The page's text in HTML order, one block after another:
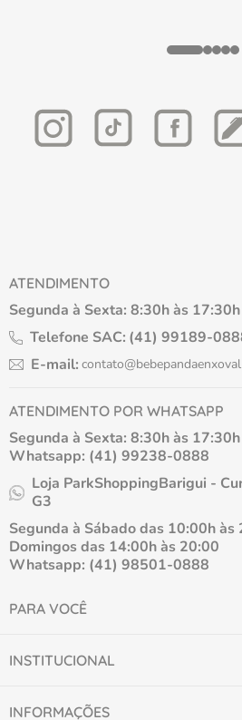
ATENDIMENTO
Segunda à Sexta: 8:30h às 17:30h
Telefone SAC: (41) 99189-
E-mail:
ATENDIMENTO POR WHATSAPP
Segunda à Sexta: 8:30h às 17:30h
Whatsapp: (41) 99238-0888
Loja ParkShoppingBarigui -
G3
Segunda à Sábado das 10:00h às
Domingos das 14:00h às 20:00
Whatsapp: (41) 98501-0888
PARA VOCÊ
INSTITUCIONAL
INFORMAÇÕES